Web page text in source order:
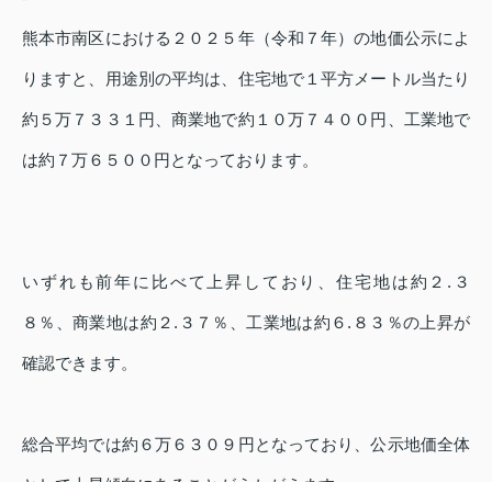
熊本市南区における２０２５年（令和７年）の地価公示によ
りますと、用途別の平均は、住宅地で１平方メートル当たり
約５万７３３１円、商業地で約１０万７４００円、工業地で
は約７万６５００円となっております。
いずれも前年に比べて上昇しており、住宅地は約２.３
８％、商業地は約２.３７％、工業地は約６.８３％の上昇が
確認できます。
総合平均では約６万６３０９円となっており、公示地価全体